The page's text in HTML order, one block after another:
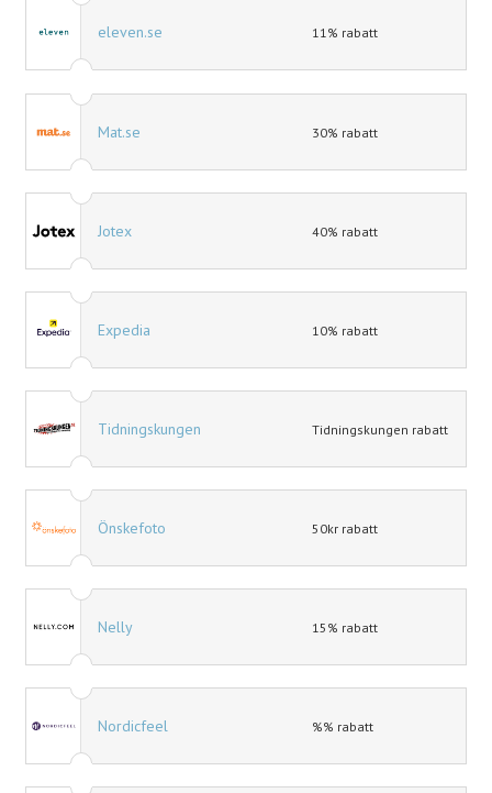
eleven.se 11% rabatt
Mat.se 30% rabatt
Jotex 40% rabatt
Expedia 10% rabatt
Tidningskungen Tidningskungen rabatt
Önskefoto 50kr rabatt
Nelly 15% rabatt
Nordicfeel %% rabatt